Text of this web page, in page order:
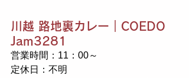
川越 路地裏カレー｜COEDO
Jam3281
営業時間：11：00～
定休日：不明